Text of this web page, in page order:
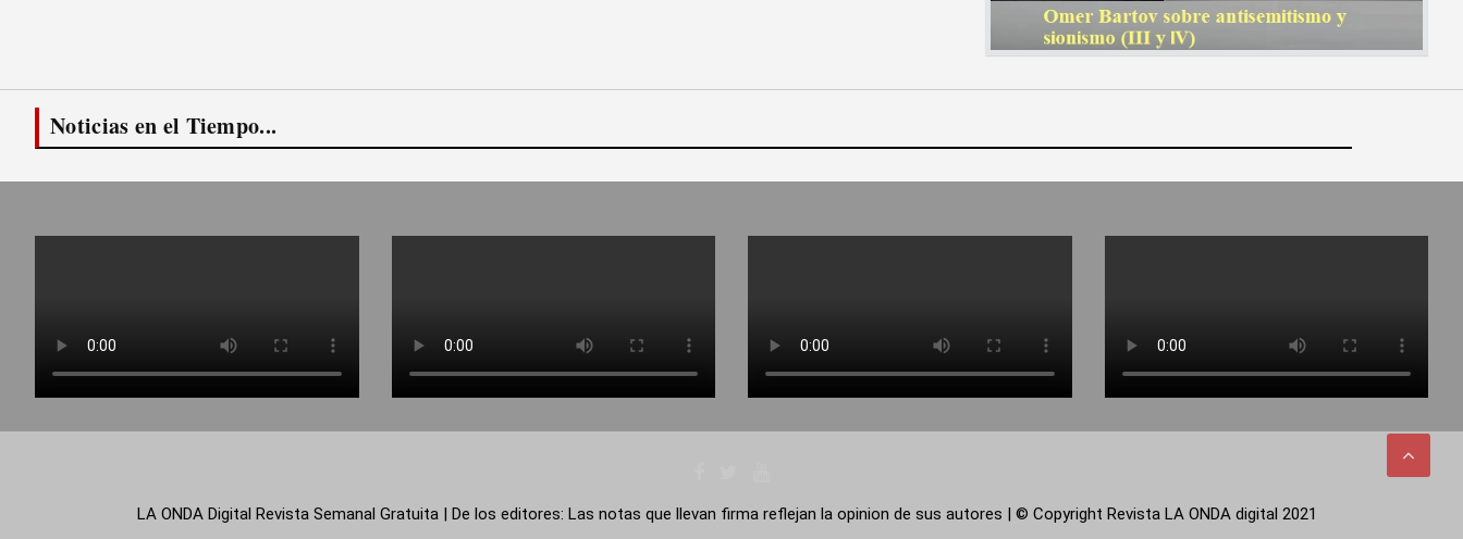
Noticias en el Tiempo...
LA ONDA Digital Revista Semanal Gratuita | De los editores: Las notas que llevan firma reflejan la opinion de sus autores | © Copyright Revista LA ONDA digital 2021